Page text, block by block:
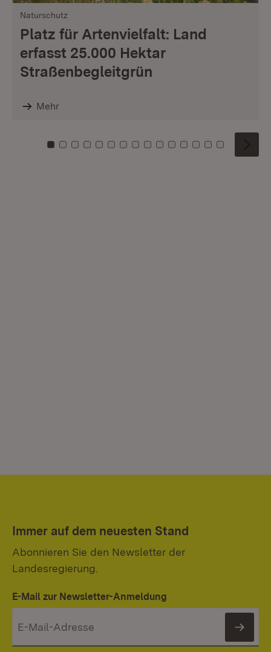
Naturschutz
Platz für Artenvielfalt: Land
erfasst 25.000 Hektar
Straßenbegleitgrün
Mehr
Zu Kachel: 0
Zu Kachel: 1
Zu Kachel: 2
Zu Kachel: 3
Zu Kachel: 4
Zu Kachel: 5
Zu Kachel: 6
Zu Kachel: 7
Zu Kachel: 8
Zu Kachel: 9
Zu Kachel: 10
Zu Kachel: 11
Zu Kachel: 12
Zu Kachel:
Zu
Immer auf dem neuesten Stand
Abonnieren Sie den Newsletter der
Landesregierung.
E-Mail zur Newsletter-Anmeldung